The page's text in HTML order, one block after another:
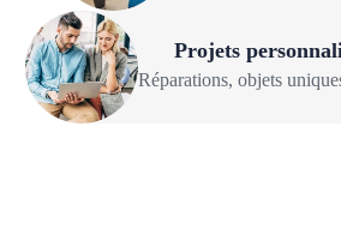
Projets
Réparations, objets